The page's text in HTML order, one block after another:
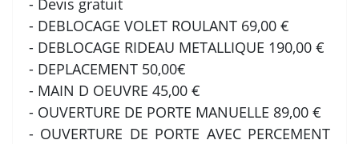
- Devis gratuit
- DEBLOCAGE VOLET ROULANT 69,00 €
- DEBLOCAGE RIDEAU METALLIQUE 190,00 €
- DEPLACEMENT 50,00€
- MAIN D OEUVRE 45,00 €
- OUVERTURE DE PORTE MANUELLE 89,00 €
- OUVERTURE DE PORTE AVEC PERCEMENT